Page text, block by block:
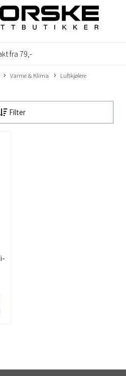
fra 79,-
Varme & Klima Luftkjølere
Filter